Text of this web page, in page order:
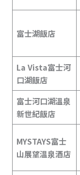
富士湖飯店
La Vista富士河
口湖飯店
富士河口湖溫泉
新世紀飯店
MYSTAYS富士
山展望温泉酒店